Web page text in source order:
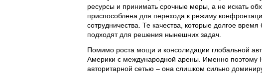
ресурсы и принимать срочные меры, а не искать
приспособлена для перехода к режиму
сотрудничества. Те качества, которые долгое
подходят для решения нынешних задач.
Помимо роста мощи и консолидации глобальной
Америки с международной арены. Именно поэтому
авторитарной сетью – она слишком сильно